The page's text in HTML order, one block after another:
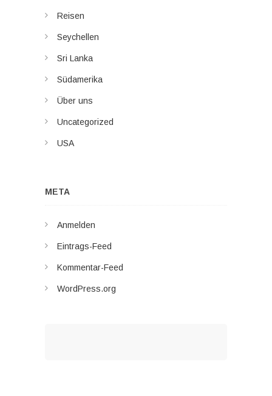
Reisen
Seychellen
Sri Lanka
Südamerika
Über uns
Uncategorized
USA
META
Anmelden
Eintrags-Feed
Kommentar-Feed
WordPress.org